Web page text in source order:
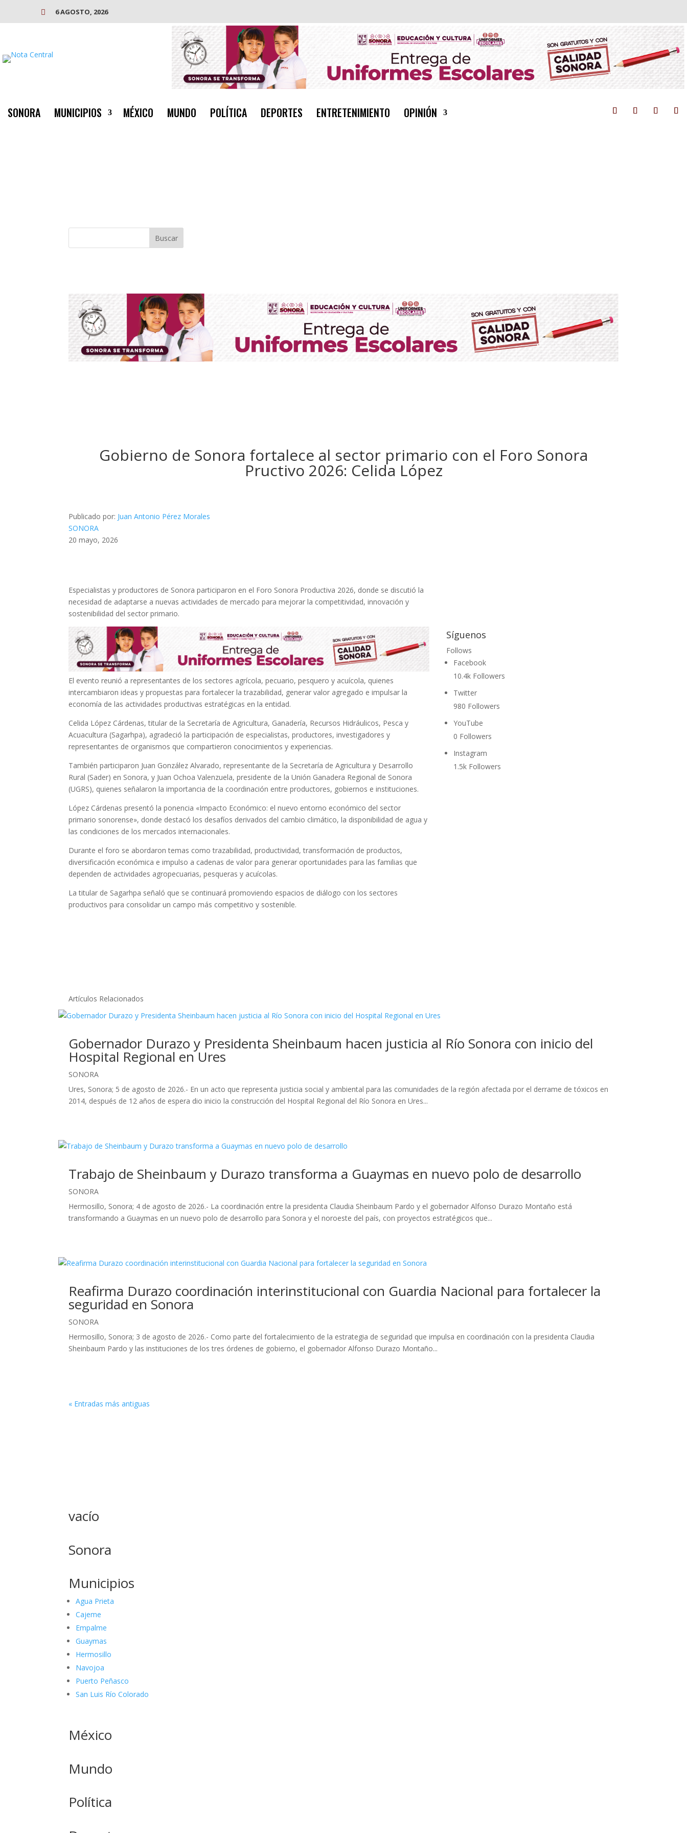
 6 AGOSTO, 2026
SONORA MUNICIPIOS MÉXICO MUNDO POLÍTICA DEPORTES ENTRETENIMIENTO OPINIÓN
Buscar
Gobierno de Sonora fortalece al sector primario con el Foro Sonora
Pructivo 2026: Celida López
Publicado por: Juan Antonio Pérez Morales
SONORA
20 mayo, 2026
Especialistas y productores de Sonora participaron en el Foro Sonora Productiva 2026, donde se discutió la
necesidad de adaptarse a nuevas actividades de mercado para mejorar la competitividad, innovación y
sostenibilidad del sector primario.
El evento reunió a representantes de los sectores agrícola, pecuario, pesquero y acuícola, quienes
intercambiaron ideas y propuestas para fortalecer la trazabilidad, generar valor agregado e impulsar la
economía de las actividades productivas estratégicas en la entidad.
Celida López Cárdenas, titular de la Secretaría de Agricultura, Ganadería, Recursos Hidráulicos, Pesca y
Acuacultura (Sagarhpa), agradeció la participación de especialistas, productores, investigadores y
representantes de organismos que compartieron conocimientos y experiencias.
También participaron Juan González Alvarado, representante de la Secretaría de Agricultura y Desarrollo
Rural (Sader) en Sonora, y Juan Ochoa Valenzuela, presidente de la Unión Ganadera Regional de Sonora
(UGRS), quienes señalaron la importancia de la coordinación entre productores, gobiernos e instituciones.
López Cárdenas presentó la ponencia «Impacto Económico: el nuevo entorno económico del sector
primario sonorense», donde destacó los desafíos derivados del cambio climático, la disponibilidad de agua y
las condiciones de los mercados internacionales.
Durante el foro se abordaron temas como trazabilidad, productividad, transformación de productos,
diversificación económica e impulso a cadenas de valor para generar oportunidades para las familias que
dependen de actividades agropecuarias, pesqueras y acuícolas.
La titular de Sagarhpa señaló que se continuará promoviendo espacios de diálogo con los sectores
productivos para consolidar un campo más competitivo y sostenible.
Síguenos
Follows
Facebook
10.4k Followers
Twitter
980 Followers
YouTube
0 Followers
Instagram
1.5k Followers
Artículos Relacionados
Gobernador Durazo y Presidenta Sheinbaum hacen justicia al Río Sonora con inicio del
Hospital Regional en Ures
SONORA
Ures, Sonora; 5 de agosto de 2026.- En un acto que representa justicia social y ambiental para las comunidades de la región afectada por el derrame de tóxicos en
2014, después de 12 años de espera dio inicio la construcción del Hospital Regional del Río Sonora en Ures...
Trabajo de Sheinbaum y Durazo transforma a Guaymas en nuevo polo de desarrollo
SONORA
Hermosillo, Sonora; 4 de agosto de 2026.- La coordinación entre la presidenta Claudia Sheinbaum Pardo y el gobernador Alfonso Durazo Montaño está
transformando a Guaymas en un nuevo polo de desarrollo para Sonora y el noroeste del país, con proyectos estratégicos que...
Reafirma Durazo coordinación interinstitucional con Guardia Nacional para fortalecer la
seguridad en Sonora
SONORA
Hermosillo, Sonora; 3 de agosto de 2026.- Como parte del fortalecimiento de la estrategia de seguridad que impulsa en coordinación con la presidenta Claudia
Sheinbaum Pardo y las instituciones de los tres órdenes de gobierno, el gobernador Alfonso Durazo Montaño...
« Entradas más antiguas
vacío
Sonora
Municipios
Agua Prieta
Cajeme
Empalme
Guaymas
Hermosillo
Navojoa
Puerto Peñasco
San Luis Río Colorado
México
Mundo
Política